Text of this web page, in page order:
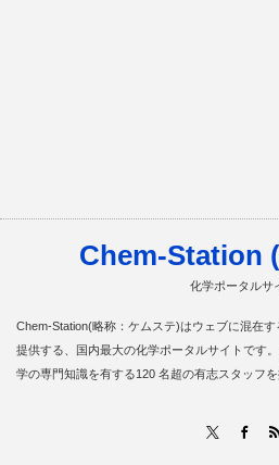
Chem-Station
化学ポータルサ
Chem-Station(略称：ケムステ)はウェブに混在す
提供する、国内最大の化学ポータルサイトです
学の専門知識を有する120 名超の有志スタッフ